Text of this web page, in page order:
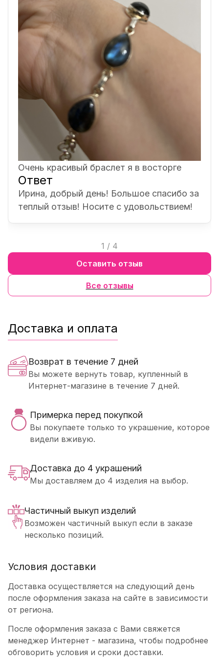
Очень красивый браслет я в восторге
Ответ
Ирина, добрый день! Большое спасибо за
теплый отзыв! Носите с удовольствием!
1 / 4
Все отзывы
Оставить отзыв
Доставка и оплата
Возврат в течение 7 дней
Вы можете вернуть товар, купленный в
Интернет-магазине в течение 7 дней.
Примерка перед покупкой
Вы покупаете только то украшение, которое
видели вживую.
Доставка до 4 украшений
Мы доставляем до 4 изделия на выбор.
Частичный выкуп изделий
Возможен частичный выкуп если в заказе
несколько позиций.
Условия доставки
Доставка осуществляется на следующий день
после оформления заказа на сайте в зависимости
от региона.
После оформления заказа с Вами свяжется
менеджер Интернет - магазина, чтобы подробнее
обговорить условия и сроки доставки.